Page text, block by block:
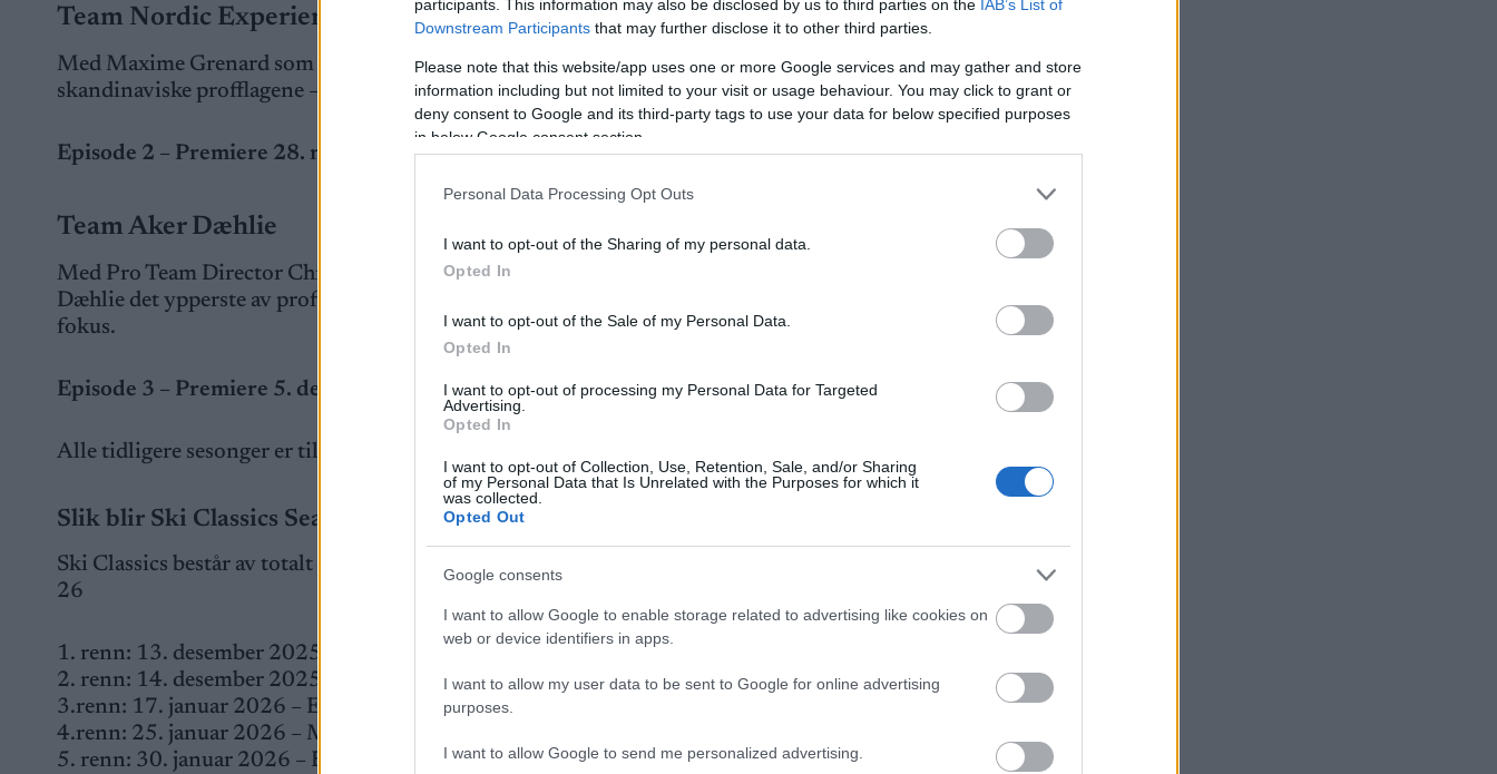
participants. This information may also be disclosed by us to third parties on the IAB’s List of
Downstream Participants that may further disclose it to other third parties.
Please note that this website/app uses one or more Google services and may gather and store
information including but not limited to your visit or usage behaviour. You may click to grant or
deny consent to Google and its third-party tags to use your data for below specified purposes
in below Google consent section.
Personal Data Processing Opt Outs
I want to opt-out of the Sharing of my personal data.
Opted In
I want to opt-out of the Sale of my Personal Data.
Opted In
I want to opt-out of processing my Personal Data for Targeted
Advertising.
Opted In
I want to opt-out of Collection, Use, Retention, Sale, and/or Sharing
of my Personal Data that Is Unrelated with the Purposes for which it
was collected.
Opted Out
Google consents
I want to allow Google to enable storage related to advertising like cookies on
web or device identifiers in apps.
I want to allow my user data to be sent to Google for online advertising
purposes.
I want to allow Google to send me personalized advertising.
Team Nordic Experience
Med Maxime Grenard som lagleder viser Team Nordic Experience at det går an å utfordre selv de største
skandinaviske profflagene – med lidenskap og kreativitet.
Episode 2 – Premiere 28. november. Eksklusivt på SC Play.
Team Aker Dæhlie
Med Pro Team Director Chris Jespersen i spissen og en imponerende rekke stjerner representerer Team Aker
Dæhlie det ypperste av profesjonalitet – der prestasjoner i verdensklasse møter sterke verdier og menneskelig
fokus.
Episode 3 – Premiere 5. desember. Eksklusivt på SC Play.
Alle tidligere sesonger er tilgjengelige på YouTube –
Slik blir Ski Classics Season XVII
Ski Classics består av totalt 13 renn fordelt på ni helger i seks land. Dette er terminlista for sesongen 2025-
26
1. renn: 13. desember 2025 – Bad Gastein Pro Team Tempo – Sportgastein, Østerrike, 7 km
2. renn: 14. desember 2025 – Bad Gastein Criterium – Sportgastein, Østerrike, 36 km
3.renn: 17. januar 2026 – Engadin La Diagonela – Pontresina-Zuoz, Sveits, 55 km
4.renn: 25. januar 2026 – Marcialonga – Moena-Cavalese, Italia, 70 km
5. renn: 30. januar 2026 – Bedřichov Sprint – Bedřichov, Tsjekkia, 1,5 km